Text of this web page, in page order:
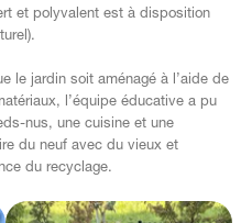
et polyvalent est à disposition
le jardin soit aménagé à l’aide de
l’équipe éducative a pu
nus, une cuisine et une
du neuf avec du vieux et
du recyclage.